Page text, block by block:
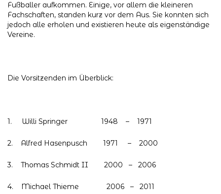
Fußballer aufkommen. Einige, vor allem die kleineren
Fachschaften, standen kurz vor dem Aus. Sie konnten sich
jedoch alle erholen und existieren heute als eigenständige
Vereine.
Die Vorsitzenden im Überblick:
1. Willi Springer 1948 – 1971
2. Alfred Hasenpusch 1971 – 2000
3. Thomas Schmidt II 2000 – 2006
4. Michael Thieme 2006 – 2011